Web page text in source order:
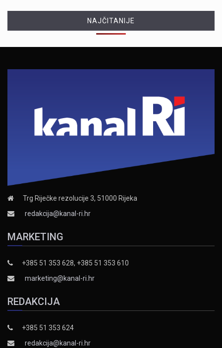
NAJČITANIJE
Trg Riječke rezolucije 3, 51000 Rijeka
redakcija@kanal-ri.hr
MARKETING
+385 51 353 628, +385 51 353 610
marketing@kanal-ri.hr
REDAKCIJA
+385 51 353 624
redakcija@kanal-ri.hr